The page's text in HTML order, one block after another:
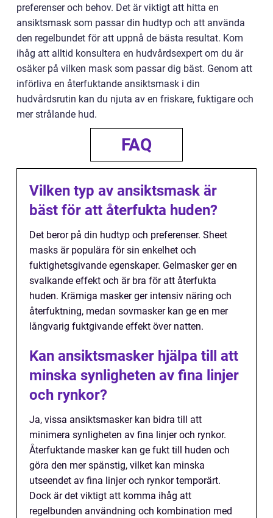
preferenser och behov. Det är viktigt att hitta en
ansiktsmask som passar din hudtyp och att använda
den regelbundet för att uppnå de bästa resultat. Kom
ihåg att alltid konsultera en hudvårdsexpert om du är
osäker på vilken mask som passar dig bäst. Genom att
införliva en återfuktande ansiktsmask i din
hudvårdsrutin kan du njuta av en friskare, fuktigare och
mer strålande hud.
FAQ
Vilken typ av ansiktsmask är
bäst för att återfukta huden?
Det beror på din hudtyp och preferenser. Sheet
masks är populära för sin enkelhet och
fuktighetsgivande egenskaper. Gelmasker ger en
svalkande effekt och är bra för att återfukta
huden. Krämiga masker ger intensiv näring och
återfuktning, medan sovmasker kan ge en mer
långvarig fuktgivande effekt över natten.
Kan ansiktsmasker hjälpa till att
minska synligheten av fina linjer
och rynkor?
Ja, vissa ansiktsmasker kan bidra till att
minimera synligheten av fina linjer och rynkor.
Återfuktande masker kan ge fukt till huden och
göra den mer spänstig, vilket kan minska
utseendet av fina linjer och rynkor temporärt.
Dock är det viktigt att komma ihåg att
regelbunden användning och kombination med